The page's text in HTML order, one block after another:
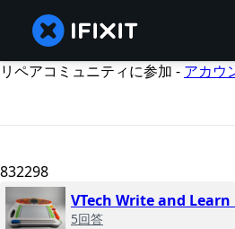
リペアコミュニティに参加 - アカウ
832298
VTech Write and
5回答